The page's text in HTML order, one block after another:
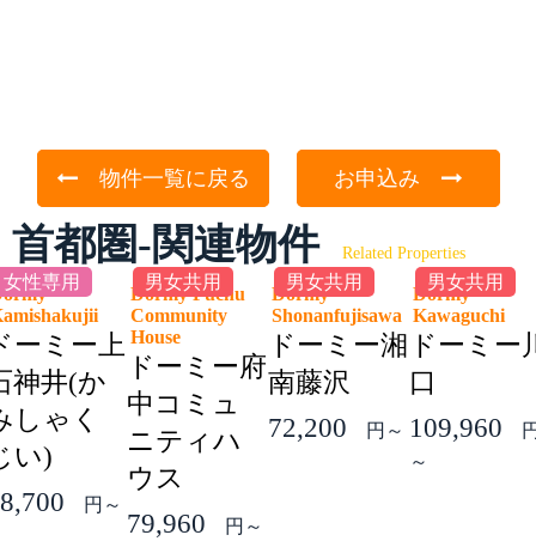
物件一覧に戻る お申込み
首都圏-関連物件 Related Properties
女性専用
ーミー上
神井(か
しゃく
い)
円～
男女共用
Dormy Fuchu
Community
House
ドーミー府
中コミュ
ニティハ
ウス
79,960
円～
男女共用
Dormy
Shonanfujisawa
ドーミー湘
南藤沢
72,200
円～
男女共用
Dormy
Kawaguchi
ドーミー
口
109,960
～